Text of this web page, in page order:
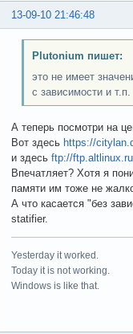
13-09-10 21:46:48
Plutonium пишет:
это не имеет
с зависимости и т.п.
А теперь посмотри на
Вот здесь https://
и здесь ftp://
Впечатляет? Хотя я
памяти им тоже не
А что касается "без
statifier.
Yesterday it worked.
Today it is not working.
Windows is like that.